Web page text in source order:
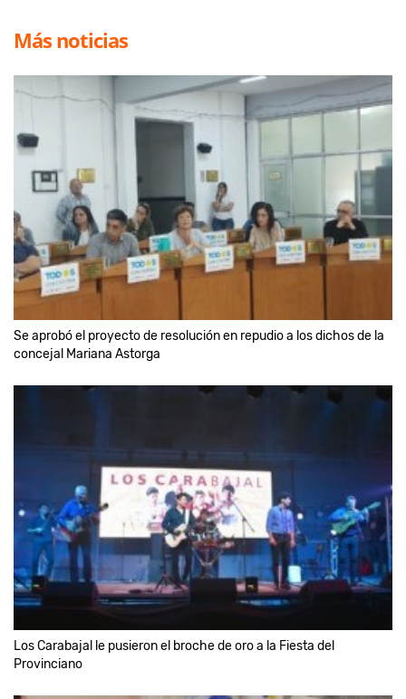
Más noticias
Se aprobó el proyecto de resolución en repudio a los dichos de la
concejal Mariana Astorga
Los Carabajal le pusieron el broche de oro a la Fiesta del
Provinciano